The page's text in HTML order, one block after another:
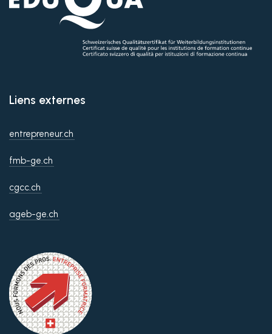
Liens externes
entrepreneur.ch
fmb-ge.ch
cgcc.ch
ageb-ge.ch